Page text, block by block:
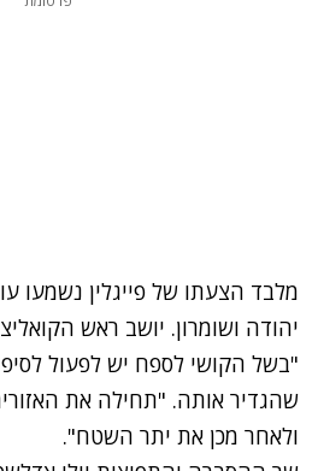
מלבד הצעתו של פייגלין נשמעו
יהודה ושומרון. יושב ראש
"בשל הקושי לספח יש לפעול
שהגדיר אותה. "תחילה את
ולאחר מכן את יתר השטח".